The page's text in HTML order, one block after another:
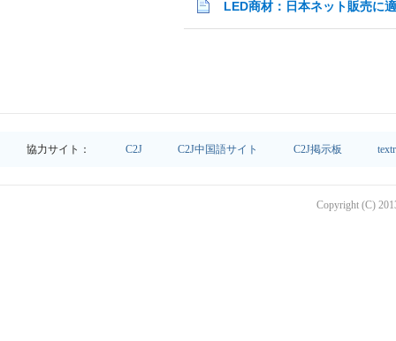
協力サイト： C2J C2J中国語サイト C2J掲示板
Copyright (C)